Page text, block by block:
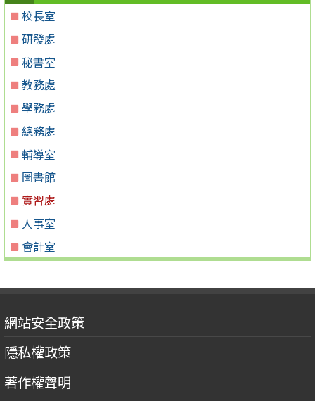
校長室
研發處
秘書室
教務處
學務處
總務處
輔導室
圖書館
實習處
人事室
會計室
網站安全政策
隱私權政策
著作權聲明